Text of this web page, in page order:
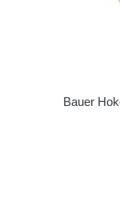
Bauer